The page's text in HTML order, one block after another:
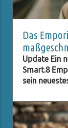
Das
Update Ein
Smart.8
sein
Euro zielt
Zielgruppe
kostenlose